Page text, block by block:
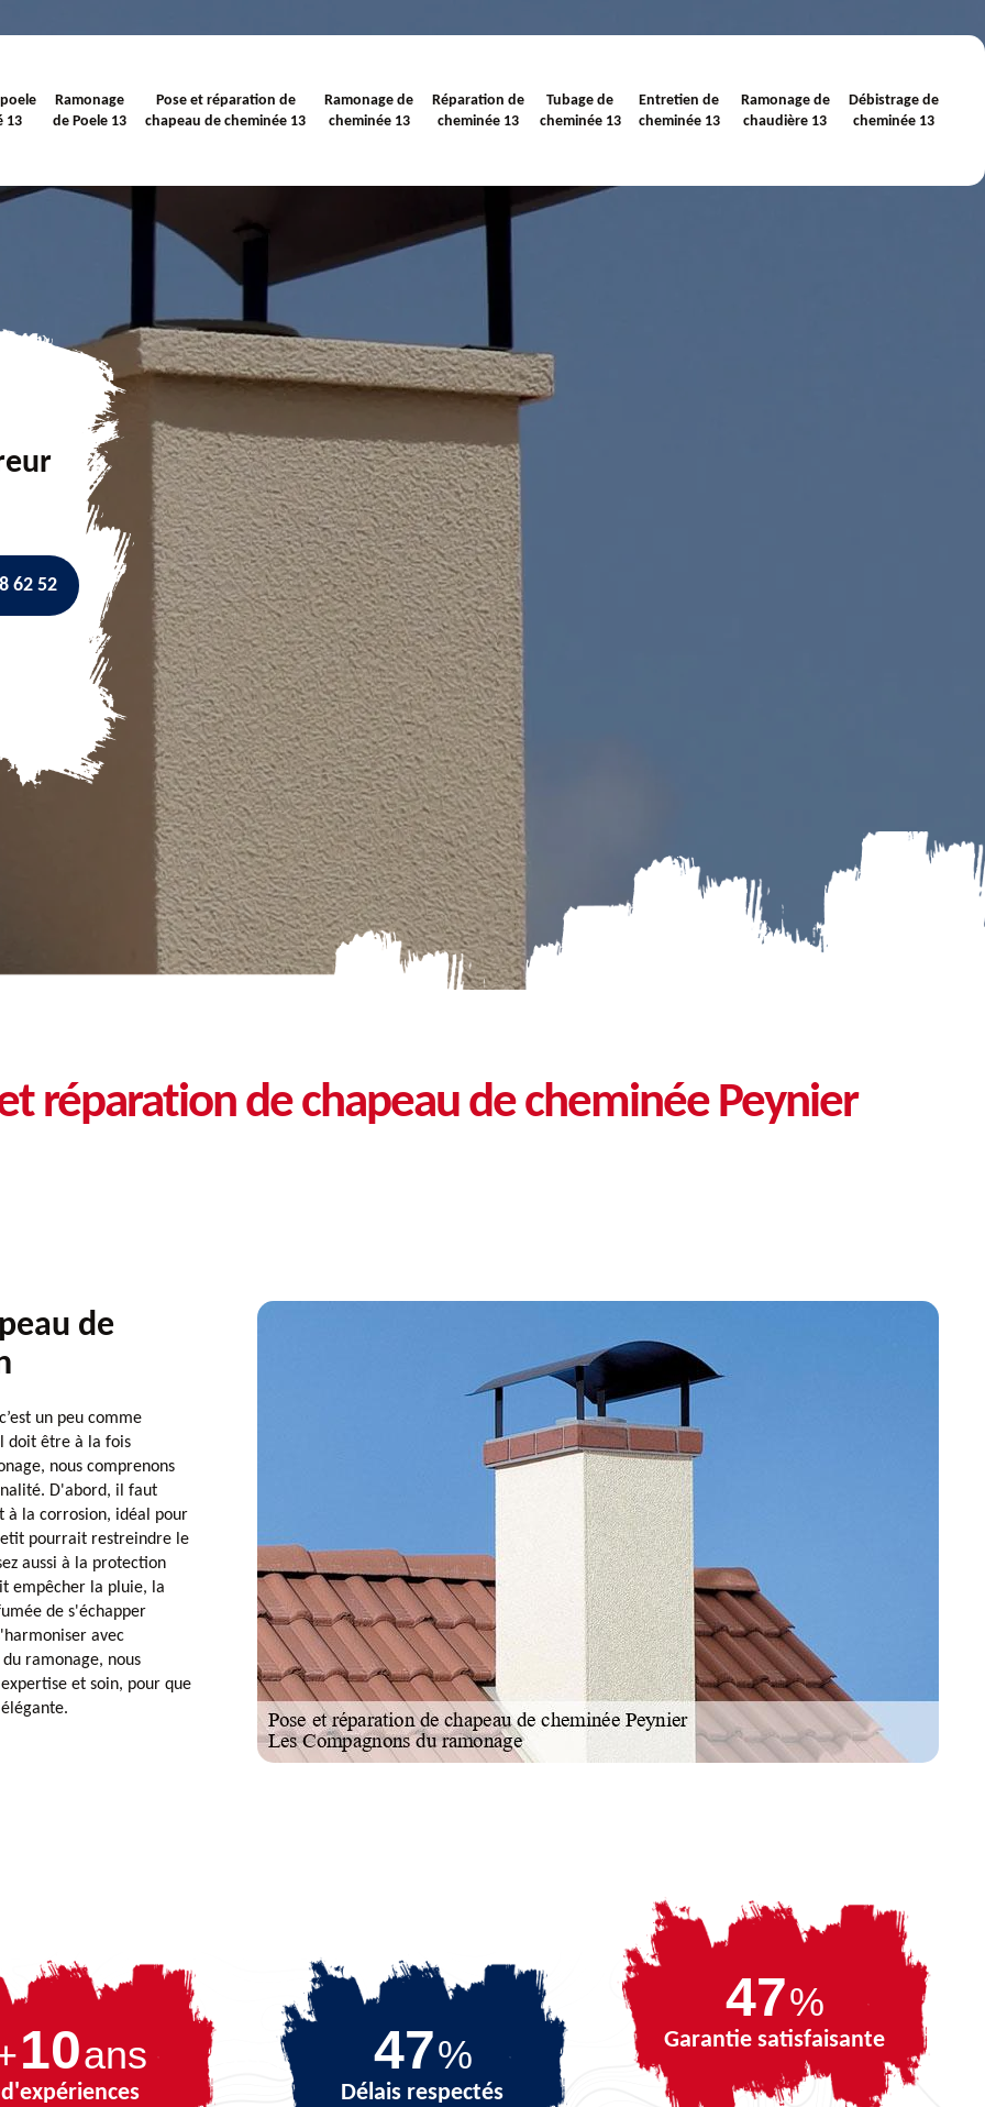
13
Ramonage
de Poele 13
Pose et réparation de
chapeau de cheminée 13
Ramonage de
cheminée 13
Réparation de
cheminée 13
Tubage de
cheminée 13
Entretien de
cheminée 13
Ramonage de
chaudière 13
Débistrage de
cheminée 13
62 52
réparation de chapeau de cheminée Peynier
de
un peu comme
doit être à la fois
nous comprenons
D'abord, il faut
à la corrosion, idéal pour
pourrait restreindre le
aussi à la protection
empêcher la pluie, la
de s'échapper
avec
ramonage, nous
et soin, pour que
10ans
d'expériences
61%
Délais respectés
61%
Garantie satisfaisante